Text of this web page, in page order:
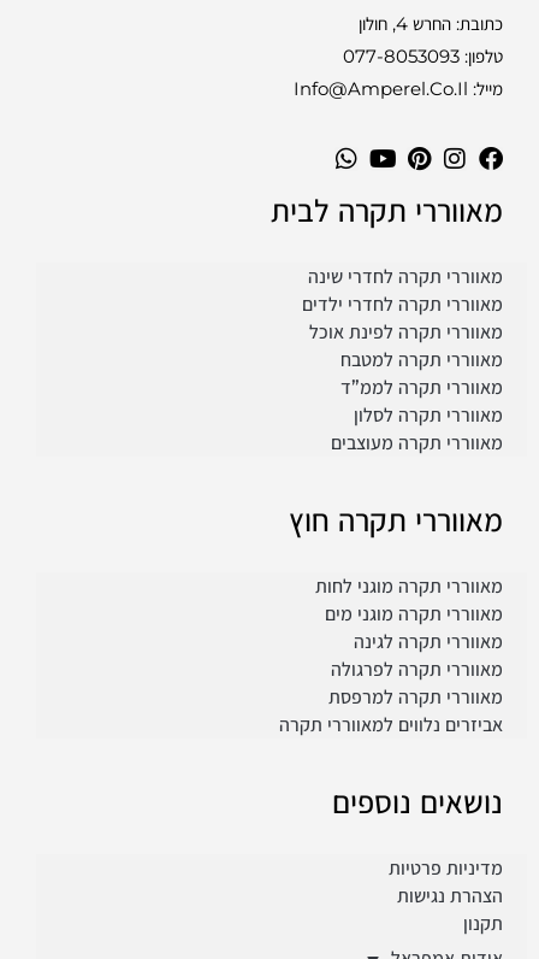
כתובת: החרש 4, חולון
טלפון: 077-8053093
מייל: Info@amperel.co.il
מאווררי תקרה לבית
מאווררי תקרה לחדרי שינה
מאווררי תקרה לחדרי ילדים
מאווררי תקרה לפינת אוכל
מאווררי תקרה למטבח
מאווררי תקרה לממ”ד
מאווררי תקרה לסלון
מאווררי תקרה מעוצבים
מאווררי תקרה חוץ
מאווררי תקרה מוגני לחות
מאווררי תקרה מוגני מים
מאווררי תקרה לגינה
מאווררי תקרה לפרגולה
מאווררי תקרה למרפסת
אביזרים נלווים למאווררי תקרה
נושאים נוספים
מדיניות פרטיות
הצהרת נגישות
תקנון